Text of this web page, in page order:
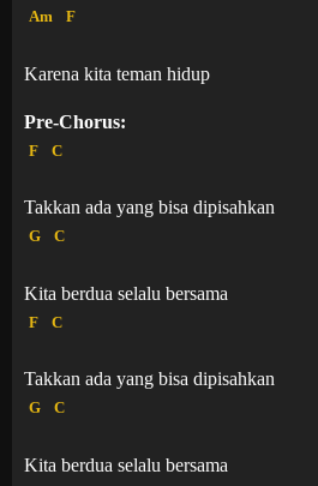
Am F
Karena kita teman hidup
Pre-Chorus:
F C
Takkan ada yang bisa dipisahkan
G C
Kita berdua selalu bersama
F C
Takkan ada yang bisa dipisahkan
G C
Kita berdua selalu bersama